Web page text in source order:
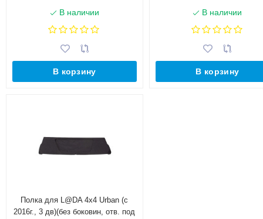
В наличии
В корзину
В наличии
В корзину
Полка для L@DA 4x4 Urban (с
2016г., 3 дв)(без боковин, отв. под